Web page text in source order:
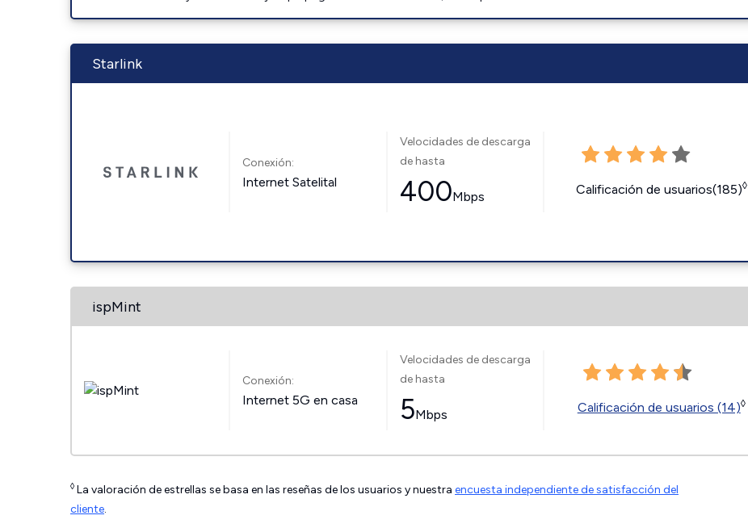
Starlink
Conexión:
Internet Satelital
Velocidades de descarga
de hasta
400Mbps Calificación de usuarios(185)◊
ispMint
Conexión:
Internet 5G en casa
Velocidades de descarga
de hasta
5Mbps Calificación de usuarios (14)◊
◊ La valoración de estrellas se basa en las reseñas de los usuarios y nuestra encuesta independiente de satisfacción del
cliente.